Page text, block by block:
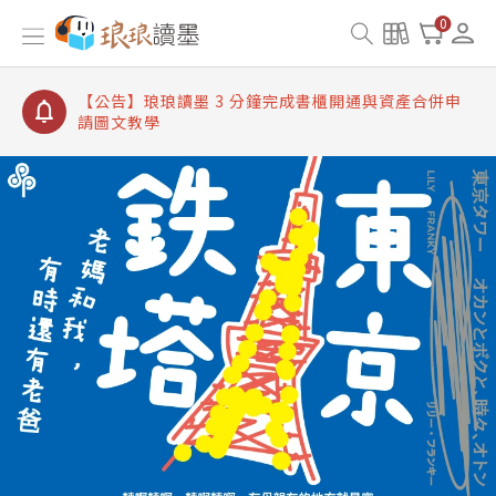
0
【公告】琅琅讀墨書櫃開通常見問題
【公告】琅琅讀墨 3 分鐘完成書櫃開通與資產合併申
【公告】琅琅書店服務升級重要說明及資產合併結果
查詢
【公告】琅琅讀墨數位閱讀資產合併與書櫃開通申請